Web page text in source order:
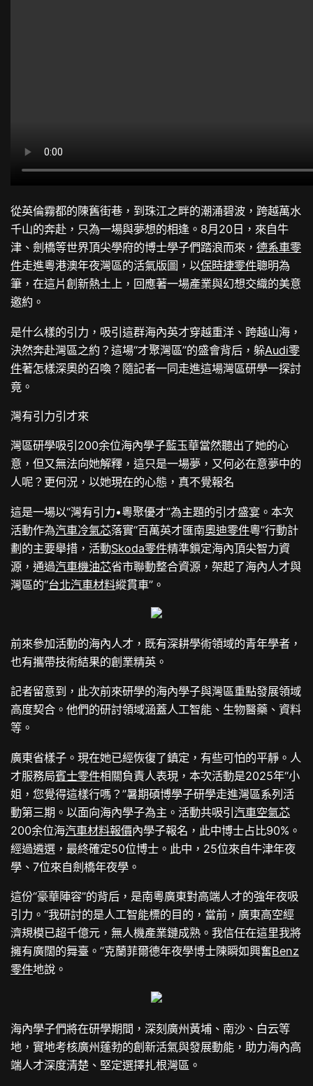
從英倫霧都的陳舊街巷，到珠江之畔的潮涌碧波，跨越萬水
千山的奔赴，只為一場與夢想的相逢。8月20日，來自牛
津、劍橋等世界頂尖學府的博士學子們踏浪而來，德系車零
件走進粵港澳年夜灣區的活氣版圖，以保時捷零件聰明為
筆，在這片創新熱土上，回應著一場產業與幻想交織的美意
邀約。
是什么樣的引力，吸引這群海內英才穿越重洋、跨越山海，
決然奔赴灣區之約？這場“才聚灣區”的盛會背后，躲Audi零
件著怎樣深奧的召喚？隨記者一同走進這場灣區研學一探討
竟。
灣有引力引才來
灣區研學吸引200余位海內學子藍玉華當然聽出了她的心
意，但又無法向她解釋，這只是一場夢，又何必在意夢中的
人呢？更何況，以她現在的心態，真不覺報名
這是一場以“灣有引力•粵聚優才”為主題的引才盛宴。本次
活動作為汽車冷氣芯落實“百萬英才匯南奧迪零件粵”行動計
劃的主要舉措，活動Skoda零件精準鎖定海內頂尖智力資
源，通過汽車機油芯省市聯動整合資源，架起了海內人才與
灣區的“台北汽車材料縱貫車”。
前來參加活動的海內人才，既有深耕學術領域的青年學者，
也有攜帶技術結果的創業精英。
記者留意到，此次前來研學的海內學子與灣區重點發展領域
高度契合。他們的研討領域涵蓋人工智能、生物醫藥、資料
等。
廣東省樣子。現在她已經恢復了鎮定，有些可怕的平靜。人
才服務局賓士零件相關負責人表現，本次活動是2025年“小
姐，您覺得這樣行嗎？”暑期碩博學子研學走進灣區系列活
動第三期。以面向海內學子為主。活動共吸引汽車空氣芯
200余位海汽車材料報價內學子報名，此中博士占比90%。
經過遴選，最終確定50位博士。此中，25位來自牛津年夜
學、7位來自劍橋年夜學。
這份“豪華陣容”的背后，是南粵廣東對高端人才的強年夜吸
引力。“我研討的是人工智能標的目的，當前，廣東高空經
濟規模已超千億元，無人機產業鏈成熟。我信任在這里我將
擁有廣闊的舞臺。”克蘭菲爾德年夜學博士陳瞬如興奮Benz
零件地說。
海內學子們將在研學期間，深刻廣州黃埔、南沙、白云等
地，實地考核廣州蓬勃的創新活氣與發展動能，助力海內高
端人才深度清楚、堅定選擇扎根灣區。